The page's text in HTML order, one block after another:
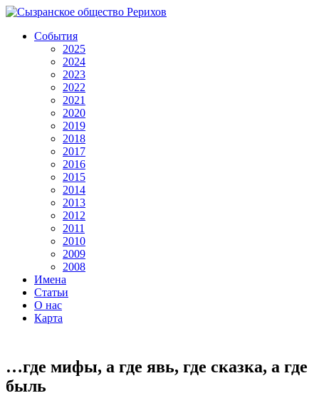
События
2025
2024
2023
2022
2021
2020
2019
2018
2017
2016
2015
2014
2013
2012
2011
2010
2009
2008
Имена
Статьи
О нас
Карта
…где мифы, а где явь, где сказка, а где
быль